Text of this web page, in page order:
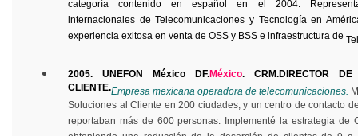
categoría contenido en español en el 2004.
internacionales de Telecomunicaciones y Tecnología en
experiencia exitosa en venta de OSS y BSS e infraestructura de
2005. UNEFON México DF.México. CRM.DIRECTOR
CLIENTE.Empresa mexicana operadora de telecomunicaciones.
Soluciones al Cliente en 200 ciudades, y un centro de contacto
reportaban más de 600 personas. Implementé la estrategia de